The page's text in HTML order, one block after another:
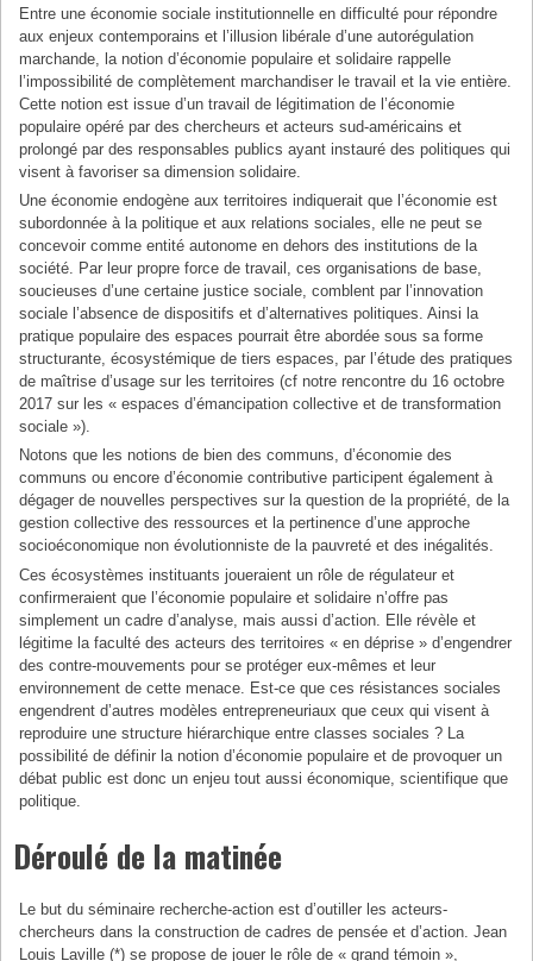
Entre une économie sociale institutionnelle en difficulté pour répondre
aux enjeux contemporains et l’illusion libérale d’une autorégulation
marchande, la notion d’économie populaire et solidaire rappelle
l’impossibilité de complètement marchandiser le travail et la vie entière.
Cette notion est issue d’un travail de légitimation de l’économie
populaire opéré par des chercheurs et acteurs sud-américains et
prolongé par des responsables publics ayant instauré des politiques qui
visent à favoriser sa dimension solidaire.
Une économie endogène aux territoires indiquerait que l’économie est
subordonnée à la politique et aux relations sociales, elle ne peut se
concevoir comme entité autonome en dehors des institutions de la
société. Par leur propre force de travail, ces organisations de base,
soucieuses d’une certaine justice sociale, comblent par l’innovation
sociale l’absence de dispositifs et d’alternatives politiques. Ainsi la
pratique populaire des espaces pourrait être abordée sous sa forme
structurante, écosystémique de tiers espaces, par l’étude des pratiques
de maîtrise d’usage sur les territoires (cf notre rencontre du 16 octobre
2017 sur les « espaces d’émancipation collective et de transformation
sociale »).
Notons que les notions de bien des communs, d’économie des
communs ou encore d’économie contributive participent également à
dégager de nouvelles perspectives sur la question de la propriété, de la
gestion collective des ressources et la pertinence d’une approche
socioéconomique non évolutionniste de la pauvreté et des inégalités.
Ces écosystèmes instituants joueraient un rôle de régulateur et
confirmeraient que l’économie populaire et solidaire n’offre pas
simplement un cadre d’analyse, mais aussi d’action. Elle révèle et
légitime la faculté des acteurs des territoires « en déprise » d’engendrer
des contre-mouvements pour se protéger eux-mêmes et leur
environnement de cette menace. Est-ce que ces résistances sociales
engendrent d’autres modèles entrepreneuriaux que ceux qui visent à
reproduire une structure hiérarchique entre classes sociales ? La
possibilité de définir la notion d’économie populaire et de provoquer un
débat public est donc un enjeu tout aussi économique, scientifique que
politique.
Déroulé de la matinée
Le but du séminaire recherche-action est d’outiller les acteurs-
chercheurs dans la construction de cadres de pensée et d’action. Jean
Louis Laville (*) se propose de jouer le rôle de « grand témoin »,